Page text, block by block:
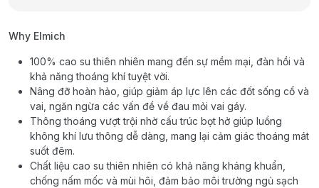
Why Elmich
100% cao su thiên nhiên mang đến sự mềm mại, đàn hồi và
khả năng thoáng khí tuyệt vời.
Nâng đỡ hoàn hảo, giúp giảm áp lực lên các đốt sống cổ và
vai, ngăn ngừa các vấn đề về đau mỏi vai gáy.
Thông thoáng vượt trội nhờ cấu trúc bọt hở giúp luồng
không khí lưu thông dễ dàng, mang lại cảm giác thoáng mát
suốt đêm.
Chất liệu cao su thiên nhiên có khả năng kháng khuẩn,
chống nấm mốc và mùi hôi, đảm bảo môi trường ngủ sạch